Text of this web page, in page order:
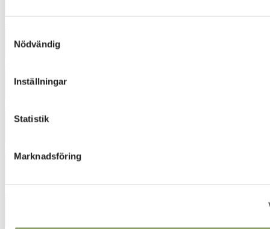
Nödvändig
Inställningar
Statistik
Marknadsföring